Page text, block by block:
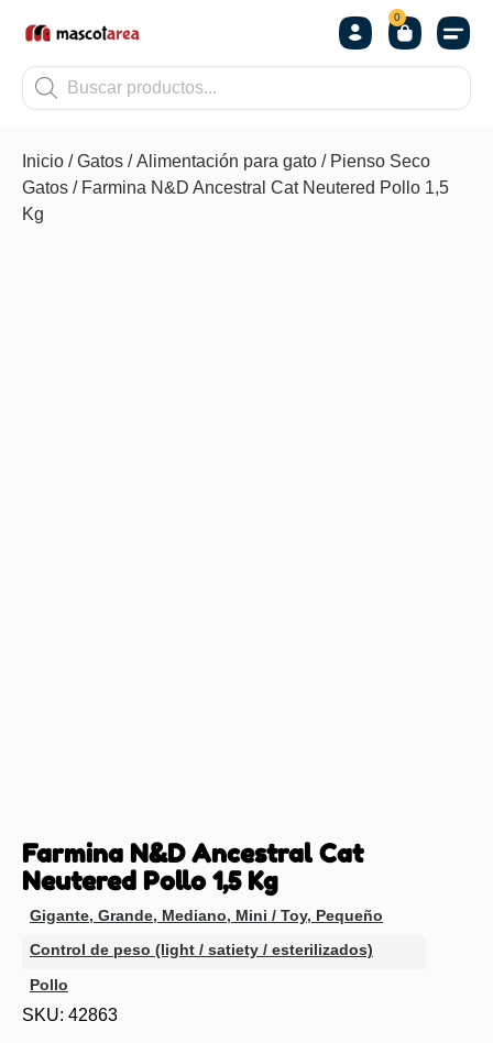
0
Inicio /Gatos /Alimentación para gato / Pienso Seco
Gatos / Farmina N&D Ancestral Cat Neutered Pollo 1,5
Kg
Farmina N&D Ancestral Cat
Neutered Pollo 1,5 Kg
Gigante, Grande, Mediano, Mini / Toy, Pequeño
Control de peso (light / satiety / esterilizados)
Pollo
SKU: 42863